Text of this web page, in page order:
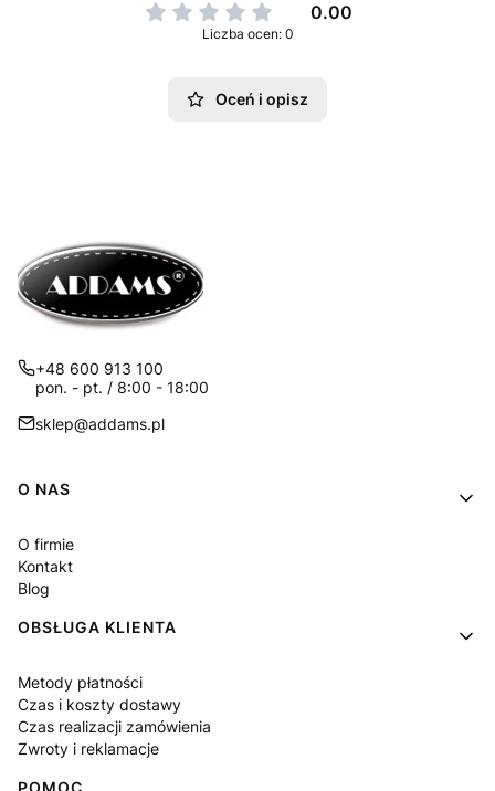
0.00
Liczba ocen: 0
Oceń i opisz
+48 600 913 100
pon. - pt. / 8:00 - 18:00
sklep@addams.pl
Linki w stopce
O NAS
O firmie
Kontakt
Blog
OBSŁUGA KLIENTA
Metody płatności
Czas i koszty dostawy
Czas realizacji zamówienia
Zwroty i reklamacje